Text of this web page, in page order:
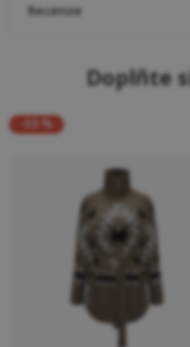
Recenze
Doplňte
-55 %